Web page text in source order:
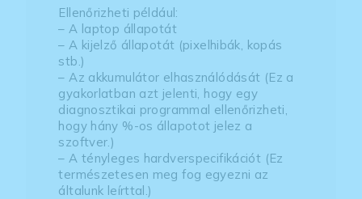
Ellenőrizheti például:
– A laptop állapotát
– A kijelző állapotát (pixelhibák, kopás
stb.)
– Az akkumulátor elhasználódását (Ez a
gyakorlatban azt jelenti, hogy egy
diagnosztikai programmal ellenőrizheti,
hogy hány %-os állapotot jelez a
szoftver.)
– A tényleges hardverspecifikációt (Ez
természetesen meg fog egyezni az
általunk leírttal.)